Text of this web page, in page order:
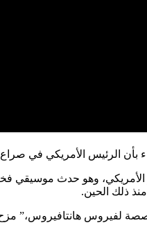
بأن الرئيس الأمريكي في
ذلك الحين.
لفيروس هانتافيروس،”